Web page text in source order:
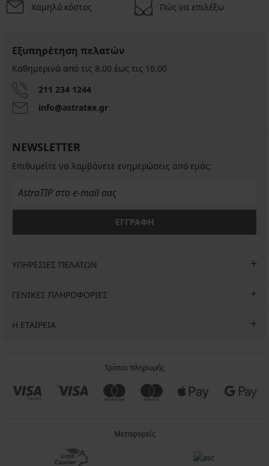
Χαμηλό κόστος Πώς να επιλέξω
Εξυπηρέτηση πελατών
Καθημερινά από τις 8.00 έως τις 16.00
211 234 1244
info@astratex.gr
NEWSLETTER
Επιθυμείτε να λαμβάνετε ενημερώσεις από εμάς;
ΕΓΓΡΑΦΗ
ΥΠΗΡΕΣΙΕΣ ΠΕΛΑΤΩΝ
ΓΕΝΙΚΕΣ ΠΛΗΡΟΦΟΡΙΕΣ
Η ΕΤΑΙΡΕΙΑ
Τρόποι πληρωμής
Μεταφορείς